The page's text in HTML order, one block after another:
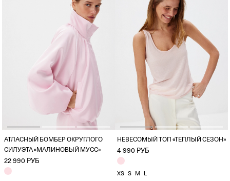
АТЛАСНЫЙ БОМБЕР ОКРУГЛОГО
СИЛУЭТА «МАЛИНОВЫЙ МУСС»
22 990 РУБ
НЕВЕСОМЫЙ ТОП «ТЕПЛЫЙ СЕЗОН»
4 990 РУБ
XS S M L